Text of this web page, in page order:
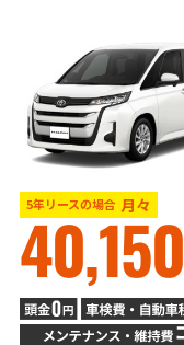
5年リースの場合 月々
40,150